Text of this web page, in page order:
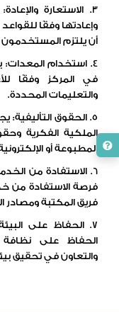
3. الاستعارة
وإعادتها وفقًا
أن يلتزم المستخدمون
4. استخدام
في المركز وفقًا
والتعليمات المحددة.
5. الحقوق
الملكية الفكرية
المطبوعة أو
6. الاستفادة من
فرصة الاستفادة من
فريق المكتبة ومصادر
7. الحفاظ على
الحفاظ على نظافة
والتعاون في تحقيق